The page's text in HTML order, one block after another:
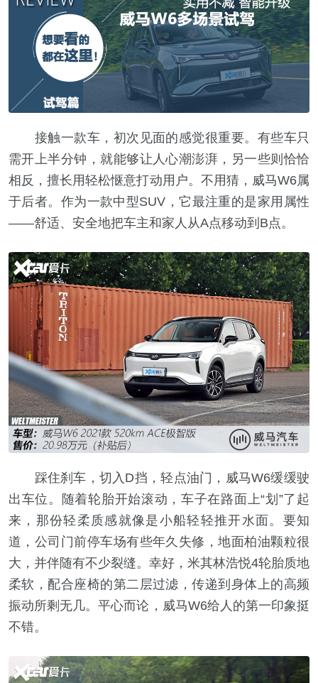
接触一款车，初次见面的感觉很重要。有些车只
需开上半分钟，就能够让人心潮澎湃，另一些则恰恰
相反，擅长用轻松惬意打动用户。不用猜，威马W6属
于后者。作为一款中型SUV，它最注重的是家用属性
——舒适、安全地把车主和家人从A点移动到B点。
踩住刹车，切入D挡，轻点油门，威马W6缓缓驶
出车位。随着轮胎开始滚动，车子在路面上“划”了起
来，那份轻柔质感就像是小船轻轻推开水面。要知
道，公司门前停车场有些年久失修，地面柏油颗粒很
大，并伴随有不少裂缝。幸好，米其林浩悦4轮胎质地
柔软，配合座椅的第二层过滤，传递到身体上的高频
振动所剩无几。平心而论，威马W6给人的第一印象挺
不错。